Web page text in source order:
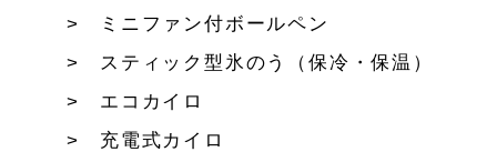
ミニファン付ボールペン
スティック型氷のう（保冷・保温）
エコカイロ
充電式カイロ